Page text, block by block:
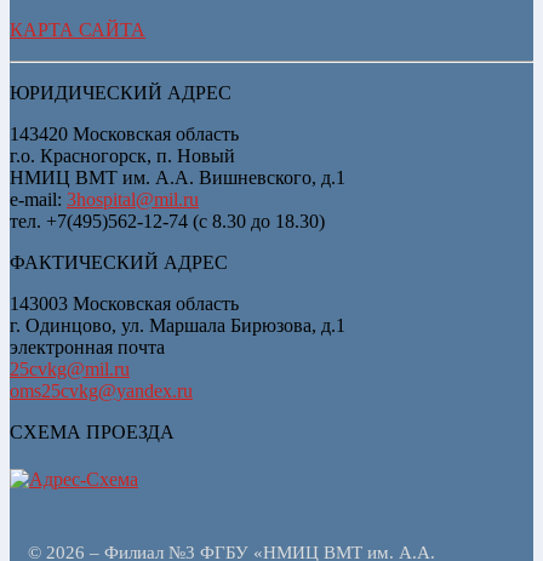
КАРТА САЙТА
ЮРИДИЧЕСКИЙ АДРЕС
143420 Московская область
г.о. Красногорск, п. Новый
НМИЦ ВМТ им. А.А. Вишневского, д.1
e-mail: 3hospital@mil.ru
тел. +7(495)562-12-74 (с 8.30 до 18.30)
ФАКТИЧЕСКИЙ АДРЕС
143003 Московская область
г. Одинцово, ул. Маршала Бирюзова, д.1
электронная почта
25cvkg@mil.ru
oms25cvkg@yandex.ru
СХЕМА ПРОЕЗДА
© 2026 – Филиал №3 ФГБУ «НМИЦ ВМТ им. А.А.